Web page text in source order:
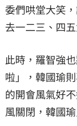
委們哄堂大笑
去一二三、四五
此時，羅智強
啦」，韓國瑜
的開會風氣好
風關閉，韓國